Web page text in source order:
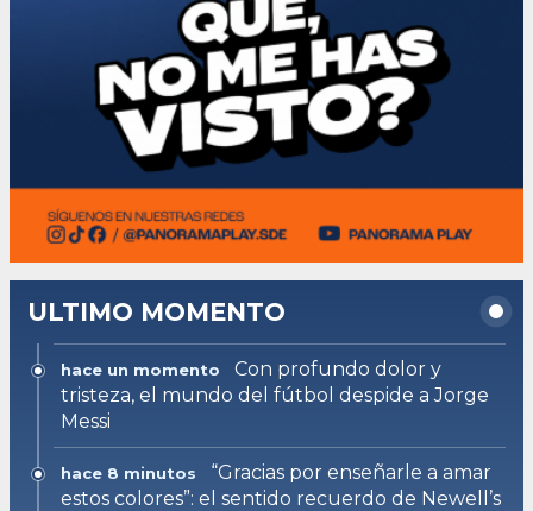
ULTIMO MOMENTO
hace un momento
Con profundo dolor y
tristeza, el mundo del fútbol despide a Jorge
Messi
hace 8 minutos
“Gracias por enseñarle a amar
estos colores”: el sentido recuerdo de Newell’s